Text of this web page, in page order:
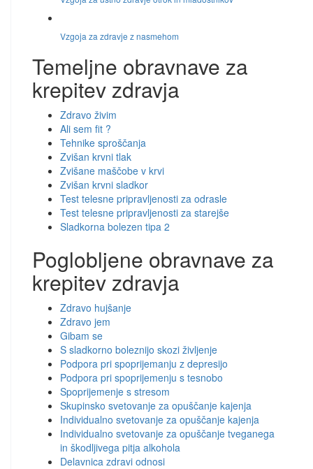
Vzgoja za zdravje z nasmehom
Temeljne obravnave za
krepitev zdravja
Zdravo živim
Ali sem fit ?
Tehnike sproščanja
Zvišan krvni tlak
Zvišane maščobe v krvi
Zvišan krvni sladkor
Test telesne pripravljenosti za odrasle
Test telesne pripravljenosti za starejše
Sladkorna bolezen tipa 2
Poglobljene obravnave za
krepitev zdravja
Zdravo hujšanje
Zdravo jem
Gibam se
S sladkorno boleznijo skozi življenje
Podpora pri spoprijemanju z depresijo
Podpora pri spoprijemenju s tesnobo
Spoprijemenje s stresom
Skupinsko svetovanje za opuščanje kajenja
Individualno svetovanje za opuščanje kajenja
Individualno svetovanje za opuščanje tveganega
in škodljivega pitja alkohola
Delavnica zdravi odnosi